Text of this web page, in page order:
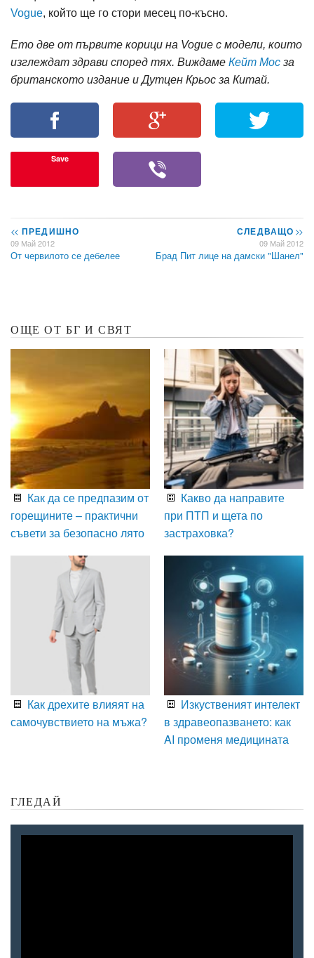
Vogue, който ще го стори месец по-късно.
Ето две от първите корици на Vogue с модели, които
изглеждат здрави според тях. Виждаме Кейт Мос за
британското издание и Дутцен Крьос за Китай.
Save
<< ПРЕДИШНО
09 Май 2012
От червилото се дебелее
СЛЕДВАЩО>>
09 Май 2012
Брад Пит лице на дамски "Шанел"
ОЩЕ ОТ БГ И СВЯТ
Как да се предпазим от
горещините – практични
съвети за безопасно лято
Какво да направите
при ПТП и щета по
застраховка?
Как дрехите влияят на
самочувствието на мъжа?
Изкуственият интелект
в здравеопазването: как
AI променя медицината
ГЛЕДАЙ